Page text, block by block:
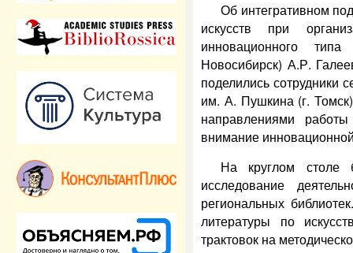
Об интегративном
искусств при
инновационного
Новосибирск) А.Р.
поделились сотрудники
им. А. Пушкина (г.
направлениями
внимание
На круглом столе
исследование
региональных
литературы по
трактовок на